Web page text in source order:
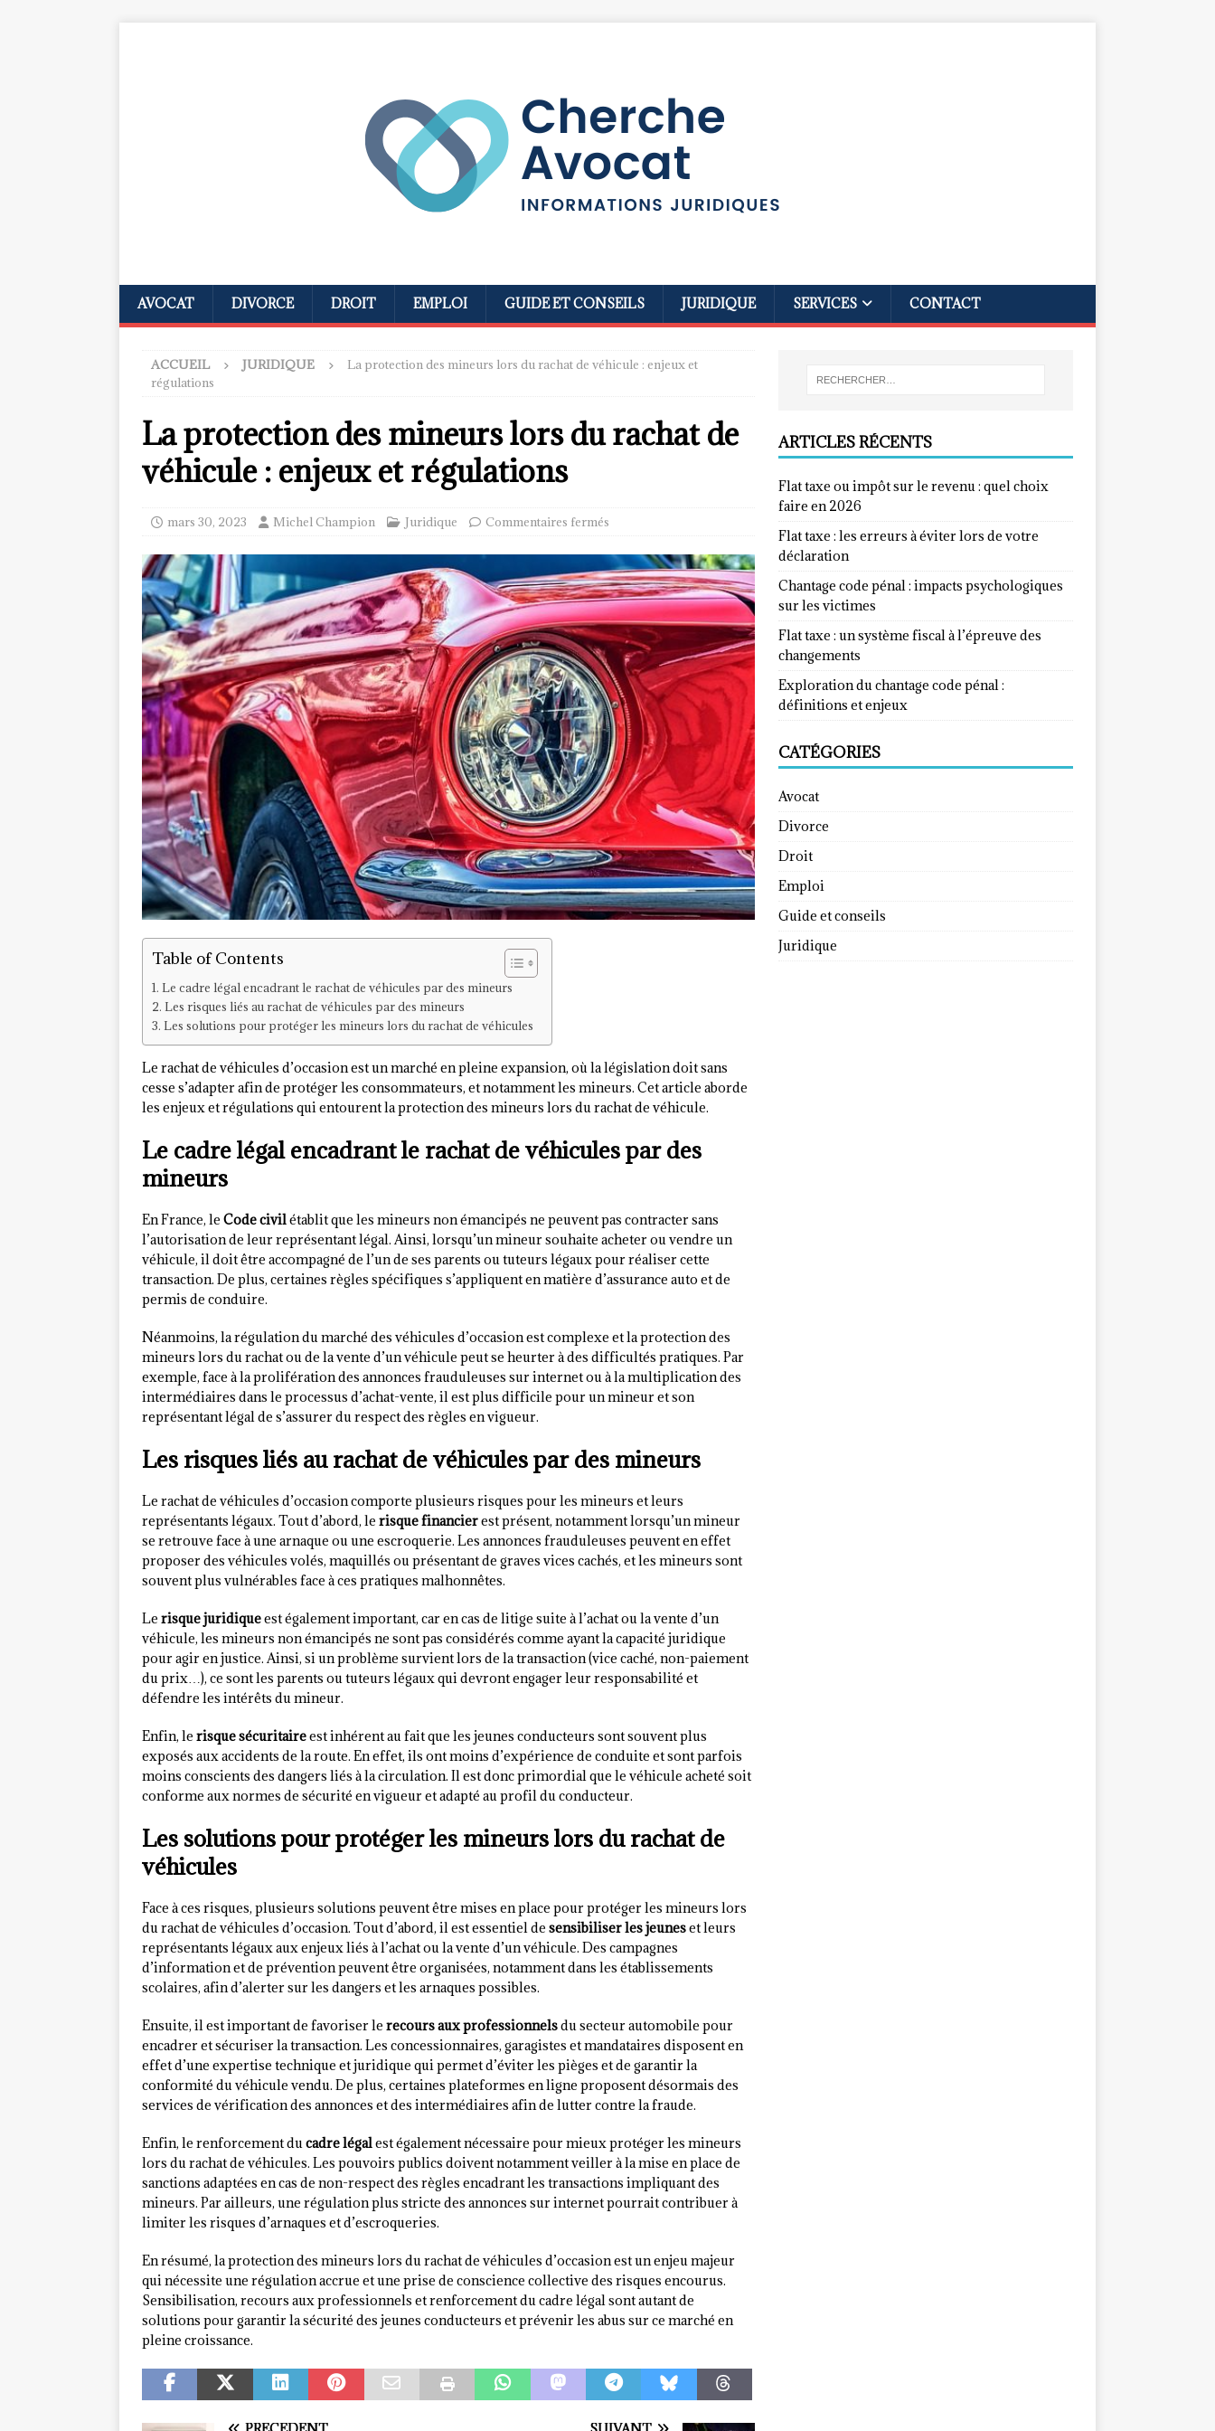
AVOCAT DIVORCE DROIT EMPLOI GUIDE ET CONSEILS JURIDIQUE SERVICES CONTACT
ACCUEIL JURIDIQUE
La protection des mineurs lors du rachat de véhicule : enjeux et
régulations
La protection des mineurs lors du rachat de
véhicule : enjeux et régulations
mars 30, 2023 Michel Champion Juridique Commentaires fermés
Table of Contents
Le cadre légal encadrant le rachat de véhicules par des mineurs
Les risques liés au rachat de véhicules par des mineurs
Les solutions pour protéger les mineurs lors du rachat de véhicules
Le rachat de véhicules d’occasion est un marché en pleine expansion, où la législation doit sans
cesse s’adapter afin de protéger les consommateurs, et notamment les mineurs. Cet article aborde
les enjeux et régulations qui entourent la protection des mineurs lors du rachat de véhicule.
Le cadre légal encadrant le rachat de véhicules par des
mineurs
En France, le Code civilétablit que les mineurs non émancipés ne peuvent pas contracter sans
l’autorisation de leur représentant légal. Ainsi, lorsqu’un mineur souhaite acheter ou vendre un
véhicule, il doit être accompagné de l’un de ses parents ou tuteurs légaux pour réaliser cette
transaction. De plus, certaines règles spécifiques s’appliquent en matière d’assurance auto et de
permis de conduire.
Néanmoins, la régulation du marché des véhicules d’occasion est complexe et la protection des
mineurs lors du rachat ou de la vente d’un véhicule peut se heurter à des difficultés pratiques. Par
exemple, face à la prolifération des annonces frauduleuses sur internet ou à la multiplication des
intermédiaires dans le processus d’achat-vente, il est plus difficile pour un mineur et son
représentant légal de s’assurer du respect des règles en vigueur.
Les risques liés au rachat de véhicules par des mineurs
Le rachat de véhicules d’occasion comporte plusieurs risques pour les mineurs et leurs
représentants légaux. Tout d’abord, le risque financierest présent, notamment lorsqu’un mineur
se retrouve face à une arnaque ou une escroquerie. Les annonces frauduleuses peuvent en effet
proposer des véhicules volés, maquillés ou présentant de graves vices cachés, et les mineurs sont
souvent plus vulnérables face à ces pratiques malhonnêtes.
Le risque juridiqueest également important, car en cas de litige suite à l’achat ou la vente d’un
véhicule, les mineurs non émancipés ne sont pas considérés comme ayant la capacité juridique
pour agir en justice. Ainsi, si un problème survient lors de la transaction (vice caché, non-paiement
du prix…), ce sont les parents ou tuteurs légaux qui devront engager leur responsabilité et
défendre les intérêts du mineur.
Enfin, le risque sécuritaireest inhérent au fait que les jeunes conducteurs sont souvent plus
exposés aux accidents de la route. En effet, ils ont moins d’expérience de conduite et sont parfois
moins conscients des dangers liés à la circulation. Il est donc primordial que le véhicule acheté soit
conforme aux normes de sécurité en vigueur et adapté au profil du conducteur.
Les solutions pour protéger les mineurs lors du rachat de
véhicules
Face à ces risques, plusieurs solutions peuvent être mises en place pour protéger les mineurs lors
du rachat de véhicules d’occasion. Tout d’abord, il est essentiel de sensibiliser les jeuneset leurs
représentants légaux aux enjeux liés à l’achat ou la vente d’un véhicule. Des campagnes
d’information et de prévention peuvent être organisées, notamment dans les établissements
scolaires, afin d’alerter sur les dangers et les arnaques possibles.
Ensuite, il est important de favoriser le recours aux professionnelsdu secteur automobile pour
encadrer et sécuriser la transaction. Les concessionnaires, garagistes et mandataires disposent en
effet d’une expertise technique et juridique qui permet d’éviter les pièges et de garantir la
conformité du véhicule vendu. De plus, certaines plateformes en ligne proposent désormais des
services de vérification des annonces et des intermédiaires afin de lutter contre la fraude.
Enfin, le renforcement du cadre légalest également nécessaire pour mieux protéger les mineurs
lors du rachat de véhicules. Les pouvoirs publics doivent notamment veiller à la mise en place de
sanctions adaptées en cas de non-respect des règles encadrant les transactions impliquant des
mineurs. Par ailleurs, une régulation plus stricte des annonces sur internet pourrait contribuer à
limiter les risques d’arnaques et d’escroqueries.
En résumé, la protection des mineurs lors du rachat de véhicules d’occasion est un enjeu majeur
qui nécessite une régulation accrue et une prise de conscience collective des risques encourus.
Sensibilisation, recours aux professionnels et renforcement du cadre légal sont autant de
solutions pour garantir la sécurité des jeunes conducteurs et prévenir les abus sur ce marché en
pleine croissance.
ARTICLES RÉCENTS
Flat taxe ou impôt sur le revenu : quel choix
faire en 2026
Flat taxe : les erreurs à éviter lors de votre
déclaration
Chantage code pénal : impacts psychologiques
sur les victimes
Flat taxe : un système fiscal à l’épreuve des
changements
Exploration du chantage code pénal :
définitions et enjeux
CATÉGORIES
Avocat
Divorce
Droit
Emploi
Guide et conseils
Juridique